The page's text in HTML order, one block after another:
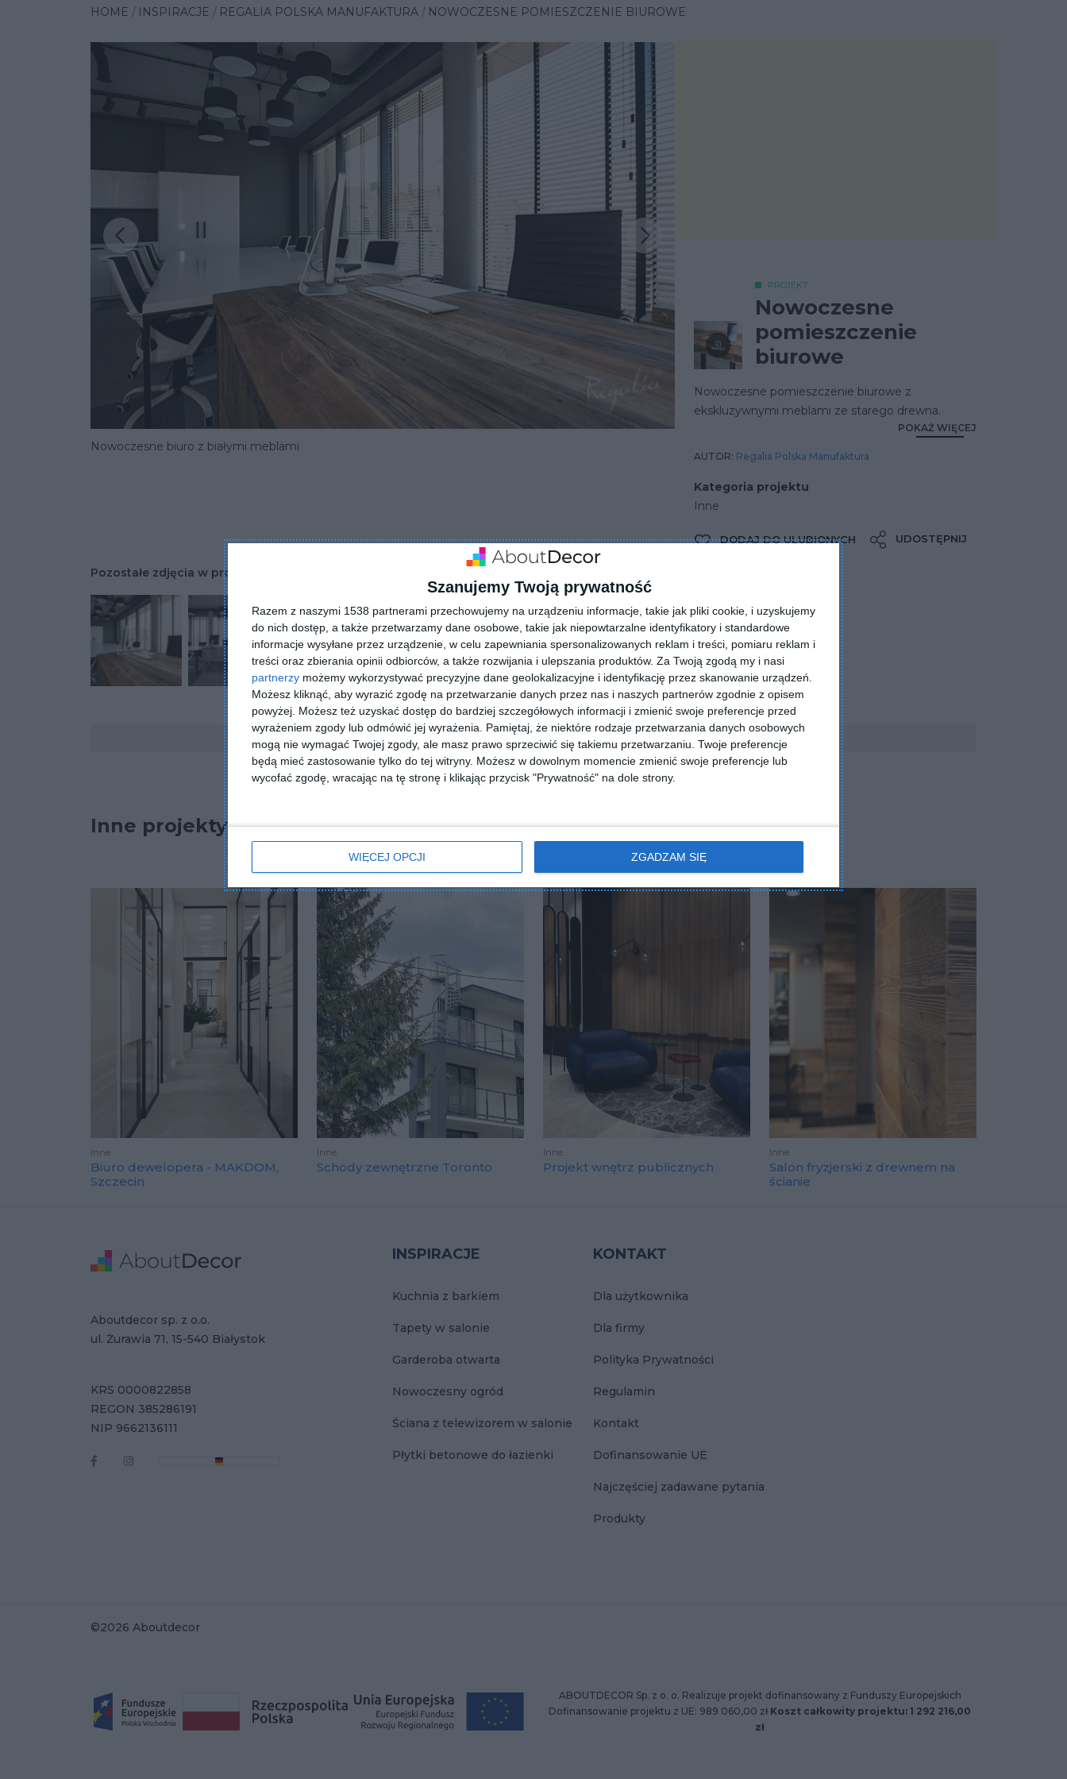
Szanujemy Twoją prywatność
Razem z naszymi 1538 partnerami przechowujemy na urządzeniu informacje, takie jak pliki cookie, i uzyskujemy
do nich dostęp, a także przetwarzamy dane osobowe, takie jak niepowtarzalne identyfikatory i standardowe
informacje wysyłane przez urządzenie, w celu zapewniania spersonalizowanych reklam i treści, pomiaru reklam i
treści oraz zbierania opinii odbiorców, a także rozwijania i ulepszania produktów. Za Twoją zgodą my i nasi
partnerzy możemy wykorzystywać precyzyjne dane geolokalizacyjne i identyfikację przez skanowanie urządzeń.
Możesz kliknąć, aby wyrazić zgodę na przetwarzanie danych przez nas i naszych partnerów zgodnie z opisem
powyżej. Możesz też uzyskać dostęp do bardziej szczegółowych informacji i zmienić swoje preferencje przed
wyrażeniem zgody lub odmówić jej wyrażenia.
Pamiętaj, że niektóre rodzaje przetwarzania danych osobowych
mogą nie wymagać Twojej zgody, ale masz prawo sprzeciwić się takiemu przetwarzaniu. Twoje preferencje
będą mieć zastosowanie tylko do tej witryny. Możesz w dowolnym momencie zmienić swoje preferencje lub
wycofać zgodę, wracając na tę stronę i klikając przycisk "Prywatność" na dole strony.
WIĘCEJ OPCJI ZGADZAM SIĘ
HOME INSPIRACJE REGALIA POLSKA MANUFAKTURA NOWOCZESNE POMIESZCZENIE BIUROWE
Poprzednia inspiracjaNastępna inspiracja
Nowoczesne biuro z białymi meblami
PROJEKT
Nowoczesne
pomieszczenie
biurowe
Nowoczesne pomieszczenie biurowe z
ekskluzywnymi meblami ze starego drewna.
POKAŻ WIĘCEJ
AUTOR: Regalia Polska Manufaktura
Kategoria projektu
Inne
DODAJ DO ULUBIONYCH UDOSTĘPNIJ
Pozostałe zdjęcia w projekcie:
ZADAJ PYTANIE
Inne projekty
Inne
Biuro dewelopera - MAKDOM,
Szczecin
Inne
Schody zewnętrzne Toronto
Inne
Projekt wnętrz publicznych
Inne
Salon fryzjerski z drewnem na
ścianie
INSPIRACJE
Kuchnia z barkiem
Tapety w salonie
Garderoba otwarta
Nowoczesny ogród
Ściana z telewizorem w salonie
Płytki betonowe do łazienki
KONTAKT
Dla użytkownika
Dla firmy
Polityka Prywatności
Regulamin
Kontakt
Dofinansowanie UE
Najczęściej zadawane pytania
Produkty
Adres
Aboutdecor sp. z o.o.
ul. Żurawia 71, 15-540 Białystok
Dane Firmy
KRS 0000822858
REGON 385286191
NIP 9662136111
©2026 Aboutdecor
ABOUTDECOR Sp. z o. o. Realizuje projekt dofinansowany z Funduszy Europejskich
Dofinansowanie projektu z UE: 989 060,00 zł Koszt całkowity projektu: 1 292 216,00
zł